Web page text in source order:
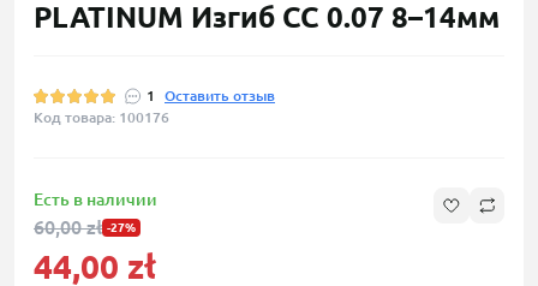
PLATINUM Изгиб CC 0.07 8–14мм
1
Оставить отзыв
Код товара: 100176
Есть в наличии
60,00 zł -27%
44,00 zł